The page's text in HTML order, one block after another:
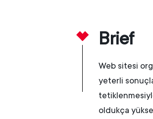
Brief
Web sitesi
yeterli
oldukça